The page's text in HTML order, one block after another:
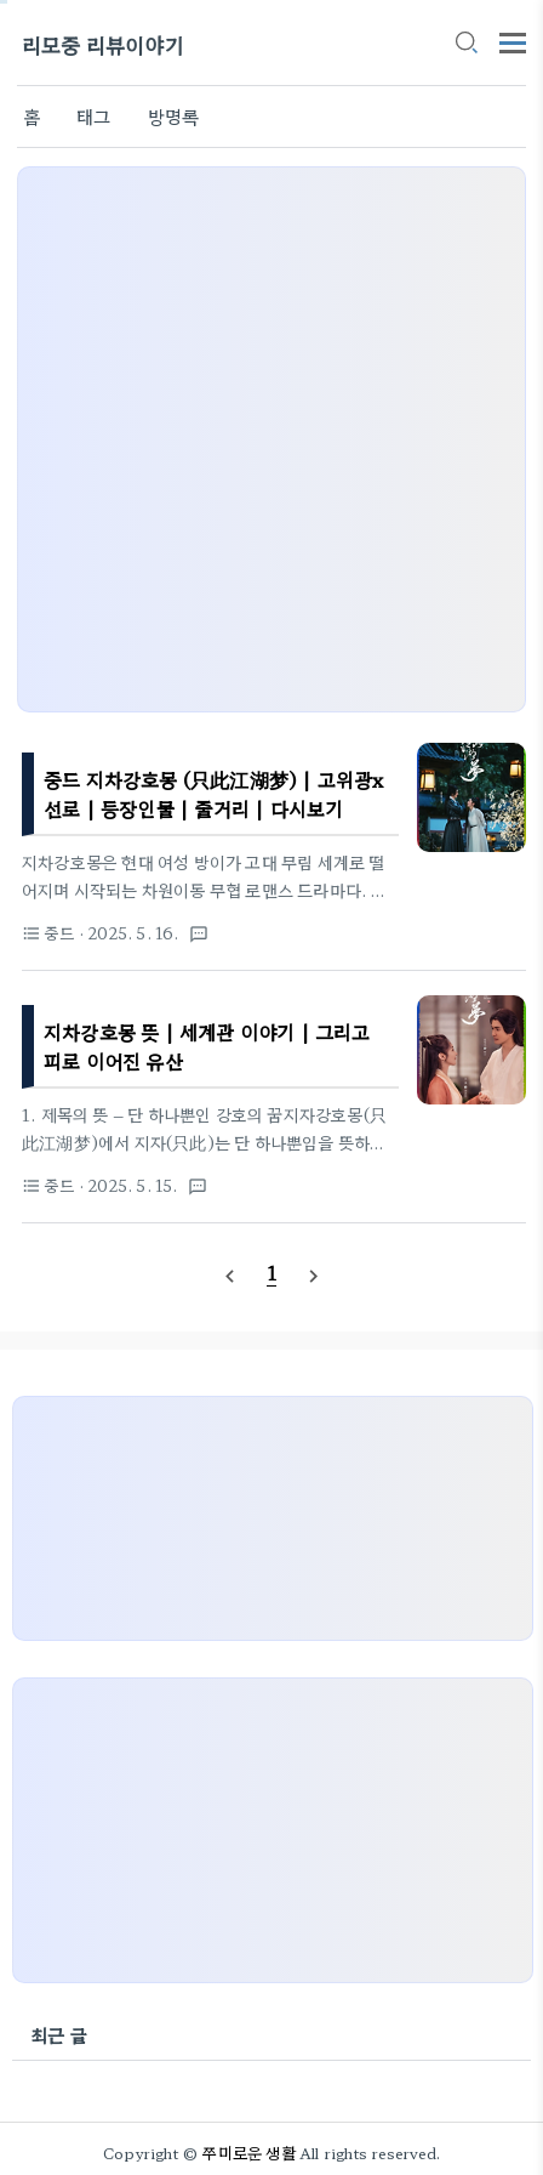
리모중 리뷰이야기
홈 태그 방명록
중드 지차강호몽 (只此江湖梦) | 고위광x
선로 | 등장인물 | 줄거리 | 다시보기
지차강호몽은 현대 여성 방이가 고대 무림 세계로 떨
어지며 시작되는 차원이동 무협 로맨스 드라마다. 고
정체성과 사랑, 그리고 운명을 둘러싼 이야기를 섬세
하게 그려낸다.기본 정보원작: 여염소동면 《与艳少
同眠》 (작가: 심창미)장르: 고전 무협, 로맨스, 판타
지, 성장물연출: 차전의(查传谊)출연: 고위광(염소),
선로(용소광), 임호(임소사), 가나이나(임만사), 원
우선(당영락), 장호승(심취천)제작: 텐센트 펭귄픽쳐
스, 청춘니하오 문화, 완미세계 영상국내 방영: 채널
차이나 / 다시보기: 티빙(TVING)제목의 뜻과 세계
진 유산 지차강호몽 뜻 | 세계관 이야기 | 그리고 피로
이어진 유산1. 제목의 뜻 ..
format_list_bulleted 중드 · 2025. 5. 16. textsms
지차강호몽 뜻 | 세계관 이야기 | 그리고
피로 이어진 유산
1. 제목의 뜻 – 단 하나뿐인 강호의 꿈지자강호몽(只
此江湖梦)에서 지자(只此)는 단 하나뿐임을 뜻하고,
상, 혹은 바람을 의미합니다.이는 단순히 ‘무협의 낭
만’을 말하는 것이 아니라, 지켜야 할 사람, 지켜야 할
의미를 담고 있습니다.이 제목은 염소와 용소광 두 인
속에서 둘은 강호의 무게와 운명에 맞서는 감정을 함
format_list_bulleted 중드 · 2025. 5. 15. textsms
navigate_before 1 navigate_next
최근 글
Copyright ©쭈미로운 생활All rights reserved.